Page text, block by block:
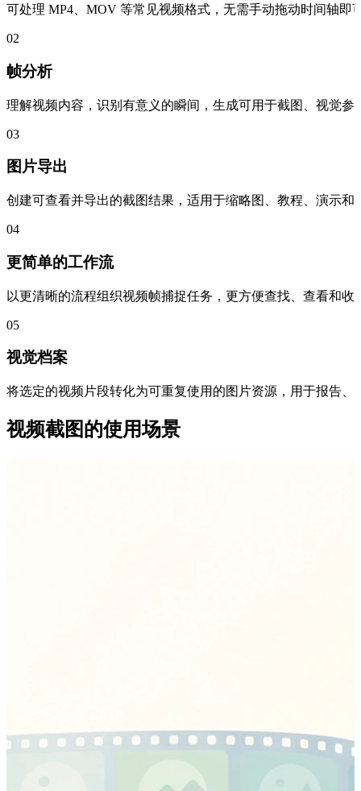
可处理 MP4、MOV 等常见视频格式，无需手动拖动时间轴即
02
帧分析
理解视频内容，识别有意义的瞬间，生成可用于截图、视觉参
03
图片导出
创建可查看并导出的截图结果，适用于缩略图、教程、演示和
04
更简单的工作流
以更清晰的流程组织视频帧捕捉任务，更方便查找、查看和收
05
视觉档案
将选定的视频片段转化为可重复使用的图片资源，用于报告、
视频截图的使用场景